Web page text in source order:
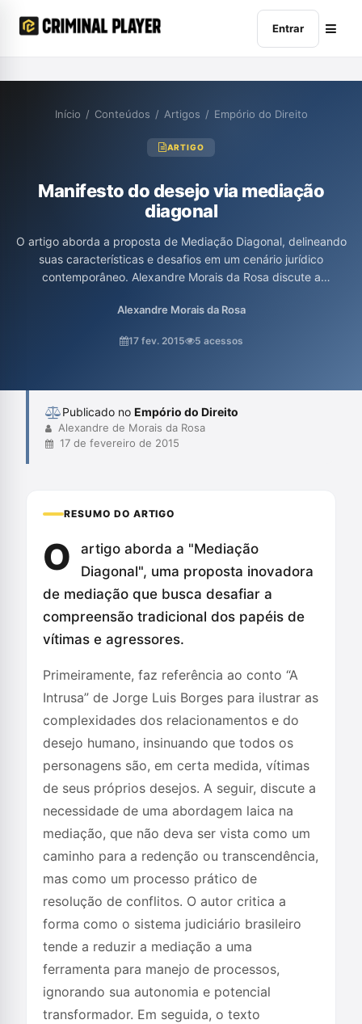
Entrar
Início / Conteúdos / Artigos / Empório do Direito
ARTIGO
Manifesto do desejo via mediação
diagonal
O artigo aborda a proposta de Mediação Diagonal, delineando
suas características e desafios em um cenário jurídico
contemporâneo. Alexandre Morais da Rosa discute a
simplismo dos processos mediativos, enfatizando a necessidade
sujeitos envolvidos, promovendo uma abordagem laica e
Alexandre Morais da Rosa
17 fev. 2015 5 acessos
Publicado no Empório do Direito
Alexandre de Morais da Rosa
17 de fevereiro de 2015
RESUMO DO ARTIGO
O
artigo aborda a "Mediação
Diagonal", uma proposta inovadora
de mediação que busca desafiar a
compreensão tradicional dos papéis de
vítimas e agressores.
Primeiramente, faz referência ao conto “A
Intrusa” de Jorge Luis Borges para ilustrar as
complexidades dos relacionamentos e do
desejo humano, insinuando que todos os
personagens são, em certa medida, vítimas
de seus próprios desejos. A seguir, discute a
necessidade de uma abordagem laica na
mediação, que não deva ser vista como um
caminho para a redenção ou transcendência,
mas como um processo prático de
resolução de conflitos. O autor critica a
forma como o sistema judiciário brasileiro
tende a reduzir a mediação a uma
ferramenta para manejo de processos,
ignorando sua autonomia e potencial
transformador. Em seguida, o texto